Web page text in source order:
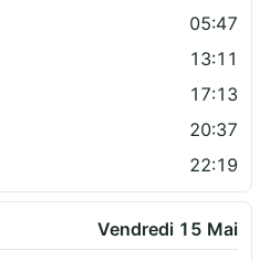
05:47
13:11
17:13
20:37
22:19
Vendredi 15 Mai